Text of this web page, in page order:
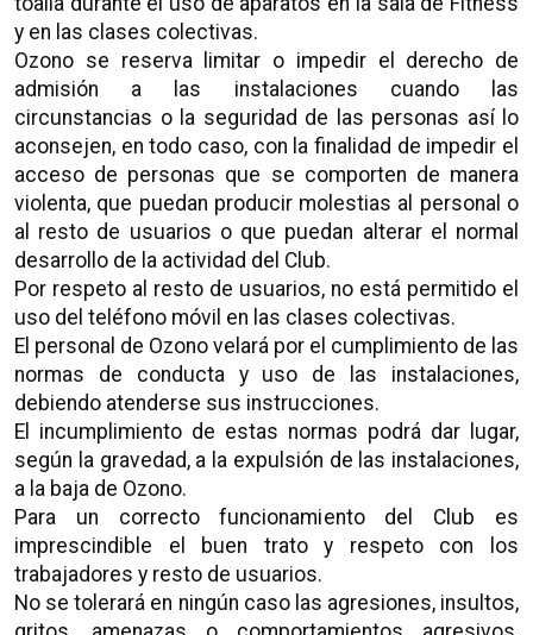
y en las clases colectivas.
Ozono se reserva limitar o impedir el derecho de
admisión a las instalaciones cuando las
circunstancias o la seguridad de las personas así lo
aconsejen, en todo caso, con la finalidad de impedir el
acceso de personas que se comporten de manera
violenta, que puedan producir molestias al personal o
al resto de usuarios o que puedan alterar el normal
desarrollo de la actividad del Club.
Por respeto al resto de usuarios, no está permitido el
uso del teléfono móvil en las clases colectivas.
El personal de Ozono velará por el cumplimiento de las
normas de conducta y uso de las instalaciones,
debiendo atenderse sus instrucciones.
El incumplimiento de estas normas podrá dar lugar,
según la gravedad, a la expulsión de las instalaciones,
a la baja de Ozono.
Para un correcto funcionamiento del Club es
imprescindible el buen trato y respeto con los
trabajadores y resto de usuarios.
No se tolerará en ningún caso las agresiones, insultos,